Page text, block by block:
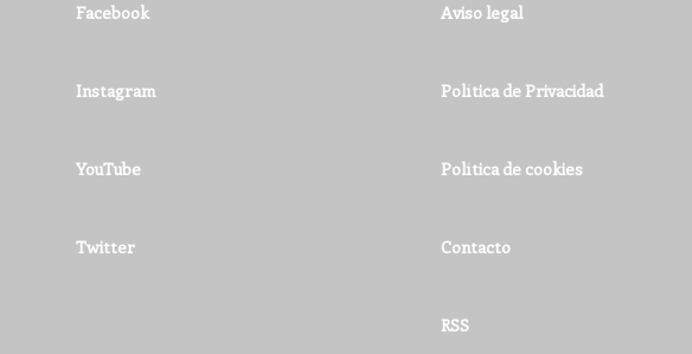
Facebook
Instagram
YouTube
Twitter
Aviso legal
Política de Privacidad
Política de cookies
Contacto
RSS